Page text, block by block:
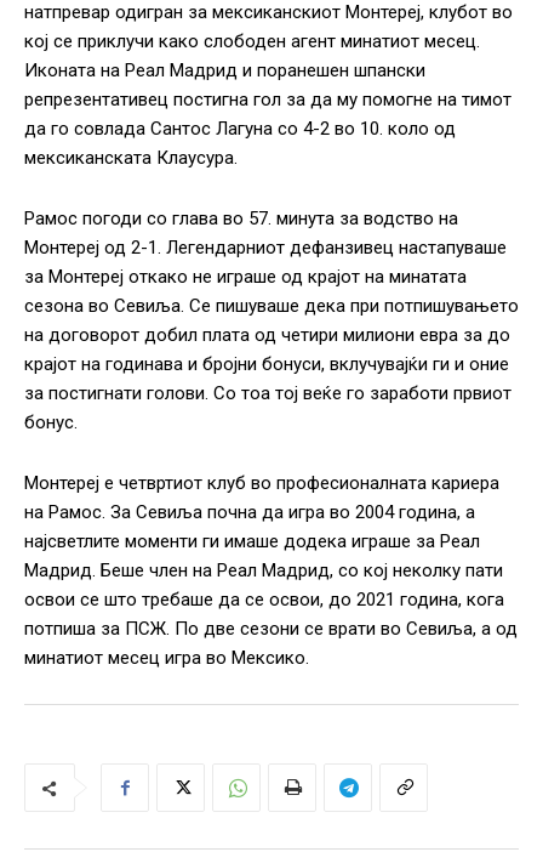
натпревар одигран за мексиканскиот Монтереј, клубот во
кој се приклучи како слободен агент минатиот месец.
Иконата на Реал Мадрид и поранешен шпански
репрезентативец постигна гол за да му помогне на тимот
да го совлада Сантос Лагуна со 4-2 во 10. коло од
мексиканската Клаусура.
Рамос погоди со глава во 57. минута за водство на
Монтереј од 2-1. Легендарниот дефанзивец настапуваше
за Монтереј откако не играше од крајот на минатата
сезона во Севиља. Се пишуваше дека при потпишувањето
на договорот добил плата од четири милиони евра за до
крајот на годинава и бројни бонуси, вклучувајќи ги и оние
за постигнати голови. Со тоа тој веќе го заработи првиот
бонус.
Монтереј е четвртиот клуб во професионалната кариера
на Рамос. За Севиља почна да игра во 2004 година, а
најсветлите моменти ги имаше додека играше за Реал
Мадрид. Беше член на Реал Мадрид, со кој неколку пати
освои се што требаше да се освои, до 2021 година, кога
потпиша за ПСЖ. По две сезони се врати во Севиља, а од
минатиот месец игра во Мексико.